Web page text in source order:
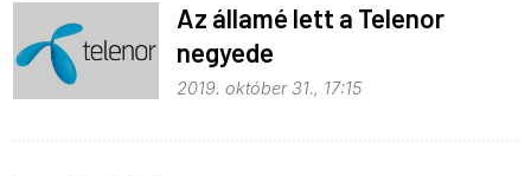
Az államé lett a Telenor
negyede
2019. október 31., 17:15